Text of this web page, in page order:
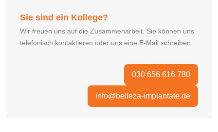
Sie sind ein Kollege?
Wir freuen uns auf die Zusammenarbeit. Sie können uns
telefonisch kontaktieren oder uns eine E-Mail schreiben.
030 656 616 780
info@belleza-implantate.de